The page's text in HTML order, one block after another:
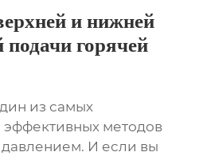
и нижней
подачи горячей
из самых
методов
И если вы